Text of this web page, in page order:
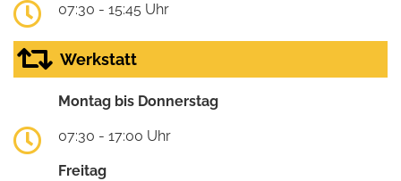
07:30 - 15:45 Uhr
Werkstatt
Montag bis Donnerstag
07:30 - 17:00 Uhr
Freitag